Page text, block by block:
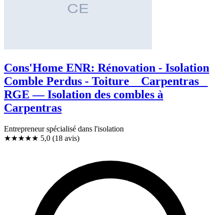
Cons'Home ENR: Rénovation - Isolation
Comble Perdus - Toiture _ Carpentras _
RGE — Isolation des combles à
Carpentras
Entrepreneur spécialisé dans l'isolation
★★★★★ 5,0 (18 avis)